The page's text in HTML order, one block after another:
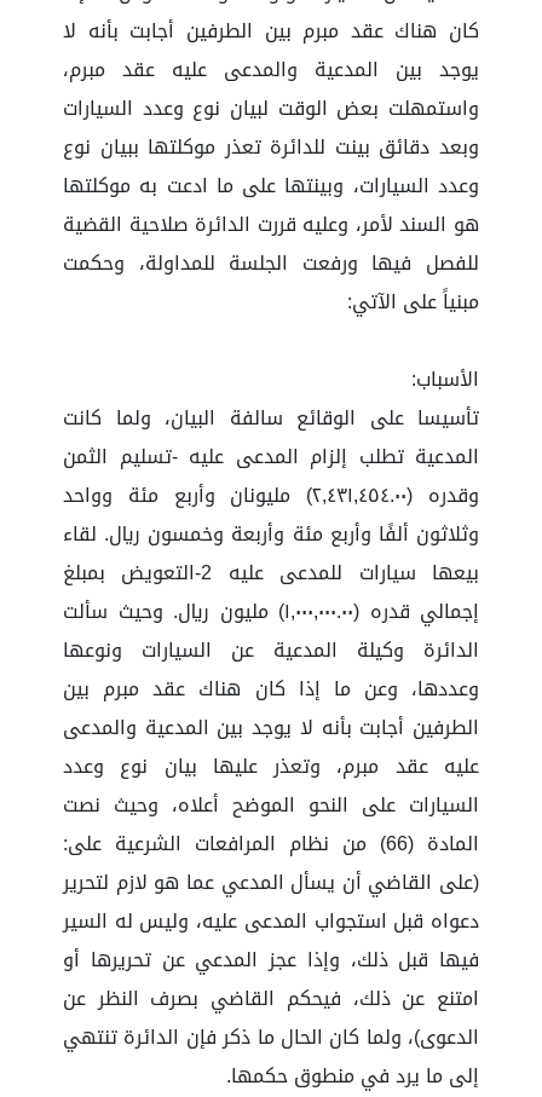
كان هناك عقد مبرم بين الطرفين أجابت بأنه لا
يوجد بين المدعية والمدعى عليه عقد مبرم،
واستمهلت بعض الوقت لبيان نوع وعدد السيارات
وبعد دقائق بينت للدائرة تعذر موكلتها ببيان نوع
وعدد السيارات، وبينتها على ما ادعت به موكلتها
هو السند لأمر، وعليه قررت الدائرة صلاحية القضية
للفصل فيها ورفعت الجلسة للمداولة، وحكمت
مبنياً على الآتي:
الأسباب:
تأسيسا على الوقائع سالفة البيان، ولما كانت
المدعية تطلب إلزام المدعى عليه -تسليم الثمن
وقدره (٢,٤٣١,٤٥٤.٠٠) مليونان وأربع مئة وواحد
وثلاثون ألفًا وأربع مئة وأربعة وخمسون ريال. لقاء
بيعها سيارات للمدعى عليه 2-التعويض بمبلغ
إجمالي قدره (١,٠٠٠,٠٠٠.٠٠) مليون ريال. وحيث سألت
الدائرة وكيلة المدعية عن السيارات ونوعها
وعددها، وعن ما إذا كان هناك عقد مبرم بين
الطرفين أجابت بأنه لا يوجد بين المدعية والمدعى
عليه عقد مبرم، وتعذر عليها بيان نوع وعدد
السيارات على النحو الموضح أعلاه، وحيث نصت
المادة (66) من نظام المرافعات الشرعية على:
(على القاضي أن يسأل المدعي عما هو لازم لتحرير
دعواه قبل استجواب المدعى عليه، وليس له السير
فيها قبل ذلك، وإذا عجز المدعي عن تحريرها أو
امتنع عن ذلك، فيحكم القاضي بصرف النظر عن
الدعوى)، ولما كان الحال ما ذكر فإن الدائرة تنتهي
إلى ما يرد في منطوق حكمها.